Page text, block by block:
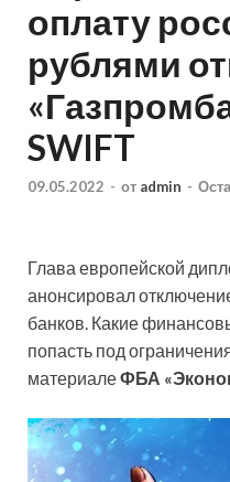
оплату
рублями
SWIFT
09.05.2022 - от admin -
Глава европейской
анонсировал
банков. Какие
попасть под
материалеФБА